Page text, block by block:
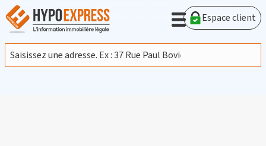
En poursuivant votre navigation sur ce site, vous acceptez
l'utilisation de cookies provenant de Google afin d'analyser le
trafic.En savoir plus
J'accepte
Espace client